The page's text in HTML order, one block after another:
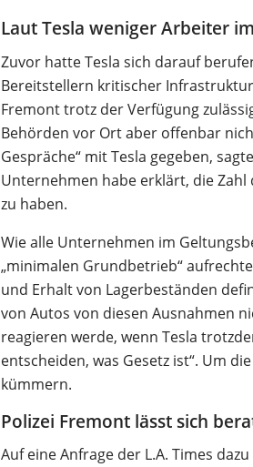
Laut Tesla weniger Arbeiter
Zuvor hatte Tesla sich darauf
Bereitstellern kritischer
Fremont trotz der Verfügung
Behörden vor Ort aber offenbar
Gespräche“ mit Tesla gegeben,
Unternehmen habe erklärt, die
zu haben.
Wie alle Unternehmen im
„minimalen Grundbetrieb“
und Erhalt von Lagerbeständen
von Autos von diesen Ausnahmen
reagieren werde, wenn Tesla
entscheiden, was Gesetz ist“. Um
kümmern.
Polizei Fremont lässt sich
Auf eine Anfrage der L.A. Times